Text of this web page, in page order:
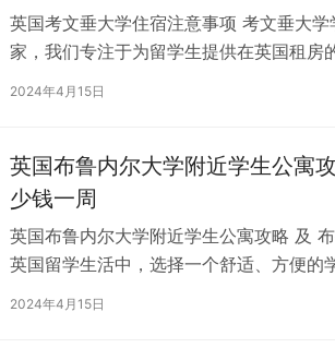
英国考文垂大学住宿注意事项 考文垂大
家，我们专注于为留学生提供在英国租房
深入探讨英国考文垂大学住宿的注意事项
2024年4月15日
英国布鲁内尔大学附近学生公寓
少钱一周
英国布鲁内尔大学附近学生公寓攻略 及
英国留学生活中，选择一个舒适、方便的
2024年4月15日